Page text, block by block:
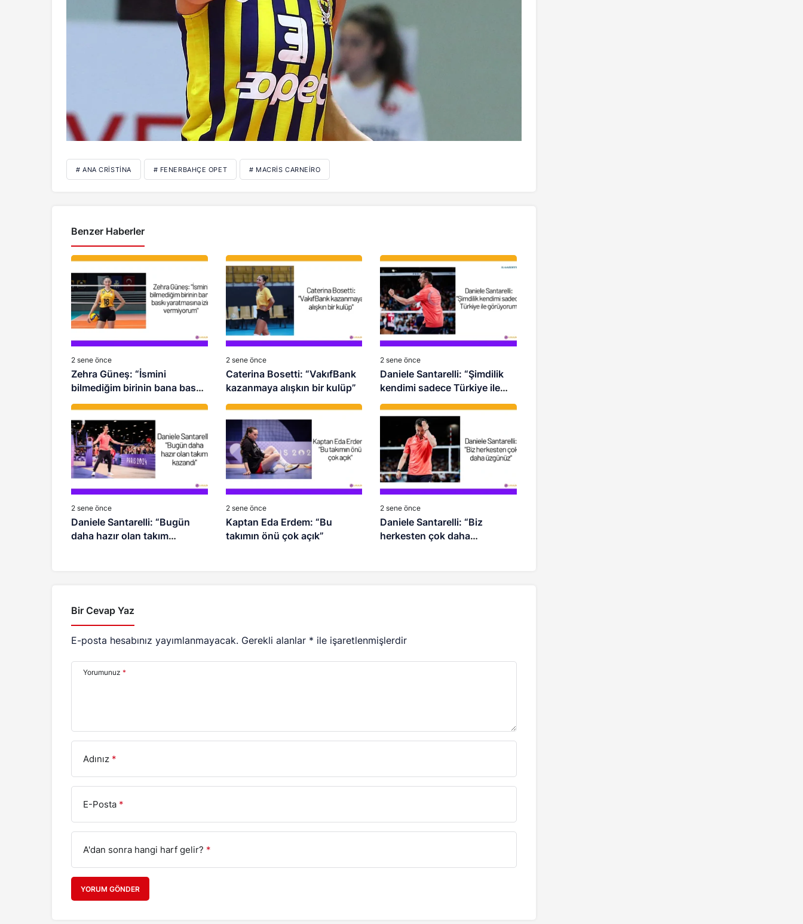
# ANA CRISTINA # FENERBAHÇE OPET # MACRIS CARNEIRO
Benzer Haberler
2 sene önce
Zehra Güneş: “İsmini
bilmediğim birinin bana baskı
yaratmasına izin vermiyorum”
2 sene önce
Caterina Bosetti: “VakıfBank
kazanmaya alışkın bir kulüp”
2 sene önce
Daniele Santarelli: “Şimdilik
kendimi sadece Türkiye ile
görüyorum”
2 sene önce
Daniele Santarelli: “Bugün
daha hazır olan takım
2 sene önce
Kaptan Eda Erdem: “Bu
takımın önü çok açık”
2 sene önce
Daniele Santarelli: “Biz
herkesten çok daha
Bir Cevap Yaz
E-posta hesabınız yayımlanmayacak. Gerekli alanlar * ile işaretlenmişlerdir
Yorumunuz *
Adınız *
E-Posta *
A'dan sonra hangi harf gelir? *
YORUM GÖNDER